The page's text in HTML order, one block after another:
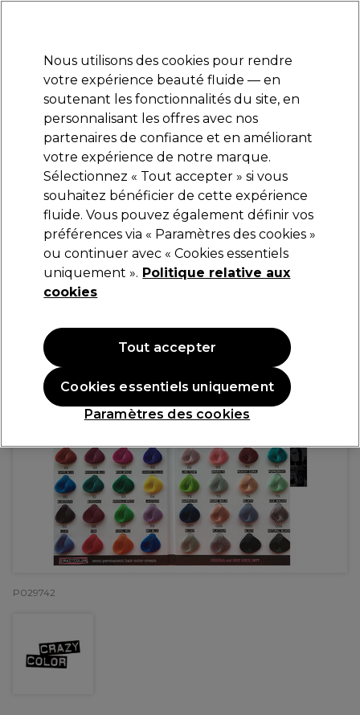
Se connecter
Marques Bons plans Coiffure Electro et Matériel
Livraison et délais
lire la suite
Crazy Color Nuancier coloration A4
)
45,00 €
P029742
Nous utilisons des cookies pour rendre
votre expérience beauté fluide — en
soutenant les fonctionnalités du site, en
personnalisant les offres avec nos
partenaires de confiance et en améliorant
votre expérience de notre marque.
Sélectionnez « Tout accepter » si vous
souhaitez bénéficier de cette expérience
fluide. Vous pouvez également définir vos
préférences via « Paramètres des cookies »
ou continuer avec « Cookies essentiels
uniquement ». Politique relative aux
cookies
Paramètres des cookies
Cookies essentiels uniquement
Tout accepter